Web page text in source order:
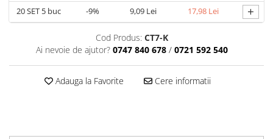
CUTII PENTRU 5-6 MACARONS CU
FEREASTRA DANTELATA
CUTII PENTRU PRALINE CU FUNDITA
CUTII PRALINE CU SEPARATOR
CUTII PENTRU MARTURII
CUTII CU FEREASTRA PENTRU
20SET 5 buc -9% 9,09 Lei 17,98 Lei +
Cod Produs: CT7-K
Ai nevoie de ajutor? 0747 840 678 / 0721 592 540
Adauga la Favorite Cere informatii